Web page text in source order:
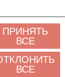
действующего
использоваться
Любая загрузка,
некоммерческих целей
источник.
ПРИНЯТЬ
ВСЕ
ВСЕ